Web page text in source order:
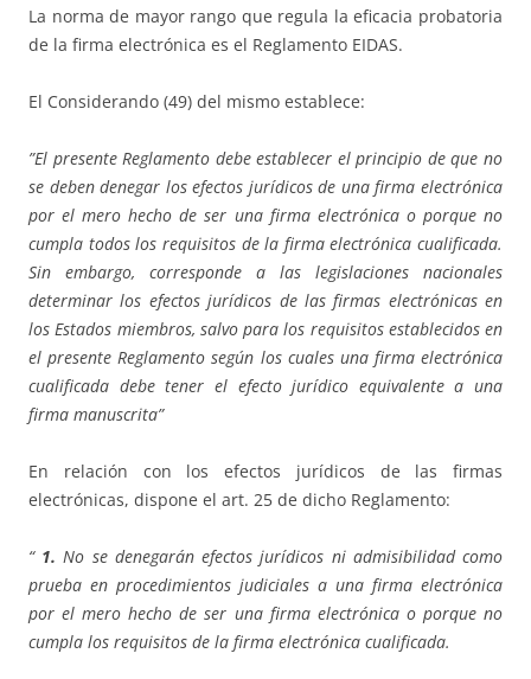
La norma de mayor rango que regula la eficacia probatoria
de la firma electrónica es el Reglamento EIDAS.
El Considerando (49) del mismo establece:
”El presente Reglamento debe establecer el principio de que no
se deben denegar los efectos jurídicos de una firma electrónica
por el mero hecho de ser una firma electrónica o porque no
cumpla todos los requisitos de la firma electrónica cualificada.
Sin embargo, corresponde a las legislaciones nacionales
determinar los efectos jurídicos de las firmas electrónicas en
los Estados miembros, salvo para los requisitos establecidos en
el presente Reglamento según los cuales una firma electrónica
cualificada debe tener el efecto jurídico equivalente a una
firma manuscrita”
En relación con los efectos jurídicos de las firmas
electrónicas, dispone el art. 25 de dicho Reglamento:
“ 1.No se denegarán efectos jurídicos ni admisibilidad como
prueba en procedimientos judiciales a una firma electrónica
por el mero hecho de ser una firma electrónica o porque no
cumpla los requisitos de la firma electrónica cualificada.